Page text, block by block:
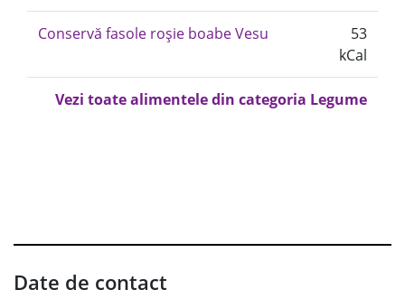
Conservă fasole roșie boabe Vesu
53
kCal
Vezi toate alimentele din categoria Legume
Date de contact